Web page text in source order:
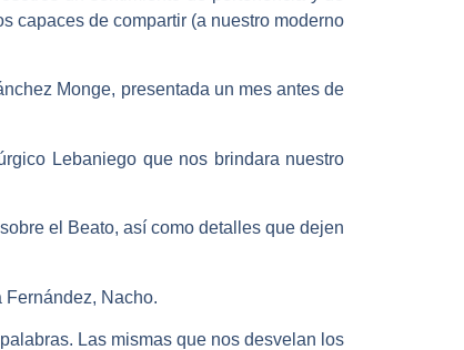
capaces de compartir (a nuestro moderno
Monge, presentada un mes antes de
Lebaniego que nos brindara nuestro
el Beato, así como detalles que dejen
Fernández, Nacho.
Las mismas que nos desvelan los